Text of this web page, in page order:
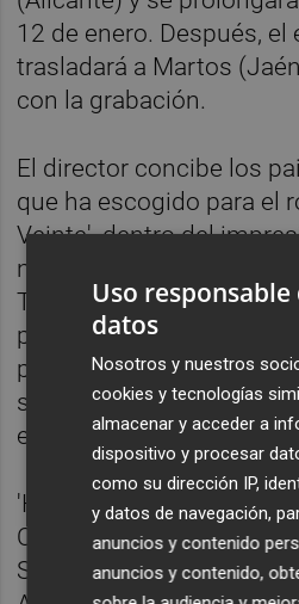
12 de enero. Después, el
trasladará a Martos
con la grabación.
El director concibe los
que ha escogido para el
Veinte', dentro del
natural de las lagunas de
Torrevieja, como un
película: "Las Salinas de
pintorescas vistas de
sal rodeadas de aguas
en la retina para
'Hora y Veinte' es una
Orgullo Producciones, La
Sorenfilms, La Raíz, Shift
Uso responsable
datos
Nosotros y nuestros
cookies y tecnologías
almacenar y acceder a
dispositivo y procesar
como su dirección IP,
y datos de navegación,
anuncios y contenido
anuncios y contenido,